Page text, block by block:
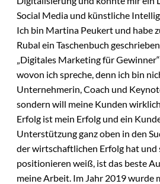
Social Media und künstliche
Ich bin Martina Peukert und habe
Rubal ein Taschenbuch
„Digitales Marketing für
wovon ich spreche, denn ich bin
Unternehmerin, Coach und
sondern will meine Kunden
Erfolg ist mein Erfolg und ein
Unterstützung ganz oben in den
der wirtschaftlichen Erfolg hat und
positionieren weiß, ist das beste
meine Arbeit. Im Jahr 2019 wurde